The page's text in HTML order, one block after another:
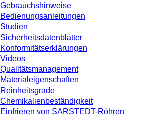
Gebrauchshinweise
Bedienungsanleitungen
Studien
Sicherheitsdatenblätter
Konformitätserklärungen
Videos
Qualitätsmanagement
Materialeigenschaften
Reinheitsgrade
Chemikalienbeständigkeit
Einfrieren von SARSTEDT-Röhren